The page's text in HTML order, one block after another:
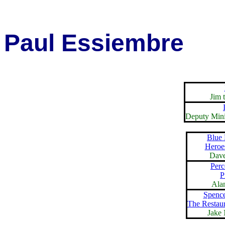
Paul Essiembre
Jim
Deputy
Blue
The
Jake